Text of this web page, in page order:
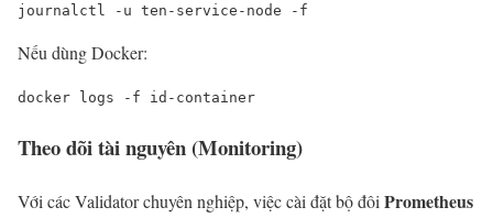
journalctl -u ten-service-node -f
Nếu dùng Docker:
docker logs -f id-container
Theo dõi tài nguyên (Monitoring)
Với các Validator chuyên nghiệp, việc cài đặt bộ đôi Prometheus